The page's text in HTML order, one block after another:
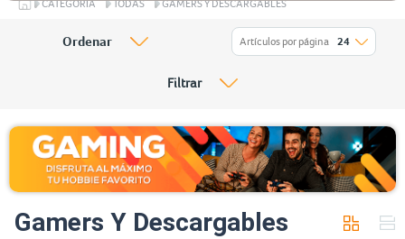
CATEGORÍA TODAS GAMERS Y DESCARGABLES
Gamers Y Descargables
Ordenar Artículos por página 24
Filtrar